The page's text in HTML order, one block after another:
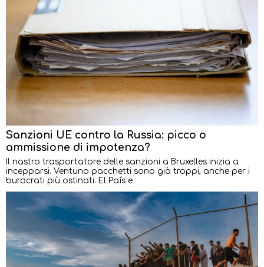
Sanzioni UE contro la Russia: picco o
ammissione di impotenza?
Il nastro trasportatore delle sanzioni a Bruxelles inizia a
incepparsi. Ventuno pacchetti sono già troppi, anche per i
burocrati più ostinati. El País e